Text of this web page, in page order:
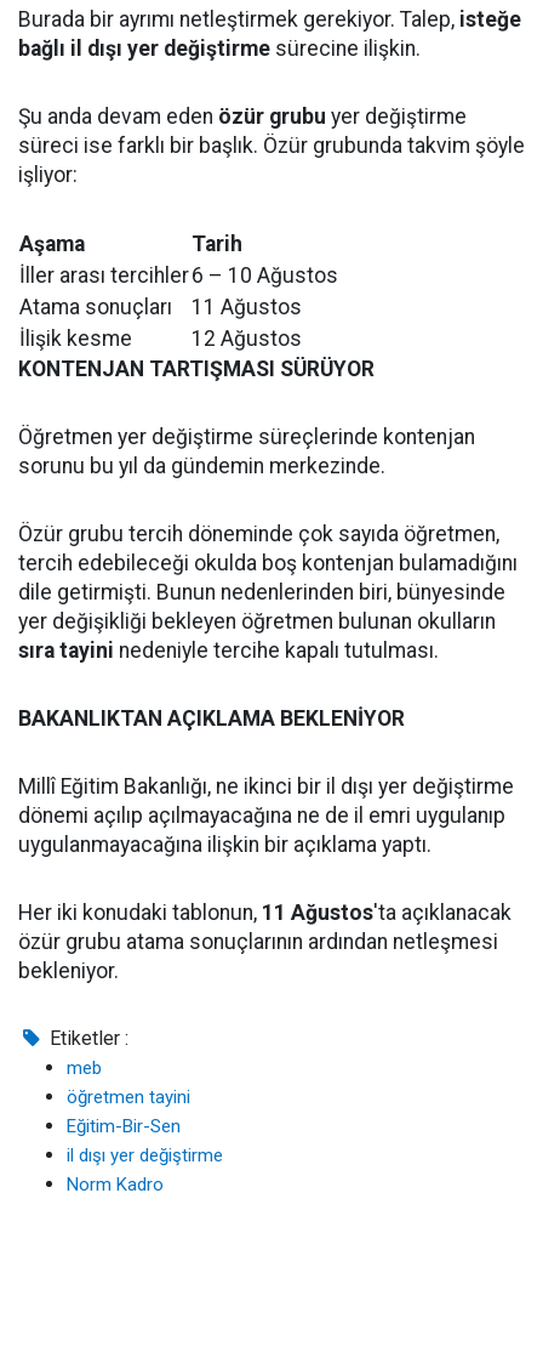
Burada bir ayrımı netleştirmek gerekiyor. Talep, isteğe
bağlı il dışı yer değiştirme sürecine ilişkin.
Şu anda devam eden özür grubu yer değiştirme
süreci ise farklı bir başlık. Özür grubunda takvim şöyle
işliyor:
Aşama
Tarih
İller arası tercihler6 – 10 Ağustos
Atama sonuçları
11 Ağustos
İlişik kesme
12 Ağustos
KONTENJAN TARTIŞMASI SÜRÜYOR
Öğretmen yer değiştirme süreçlerinde kontenjan
sorunu bu yıl da gündemin merkezinde.
Özür grubu tercih döneminde çok sayıda öğretmen,
tercih edebileceği okulda boş kontenjan bulamadığını
dile getirmişti. Bunun nedenlerinden biri, bünyesinde
yer değişikliği bekleyen öğretmen bulunan okulların
sıra tayini nedeniyle tercihe kapalı tutulması.
BAKANLIKTAN AÇIKLAMA BEKLENİYOR
Millî Eğitim Bakanlığı, ne ikinci bir il dışı yer değiştirme
dönemi açılıp açılmayacağına ne de il emri uygulanıp
uygulanmayacağına ilişkin bir açıklama yaptı.
Her iki konudaki tablonun, 11 Ağustos'ta açıklanacak
özür grubu atama sonuçlarının ardından netleşmesi
bekleniyor.
Etiketler :
meb
öğretmen tayini
Eğitim-Bir-Sen
il dışı yer değiştirme
Norm Kadro